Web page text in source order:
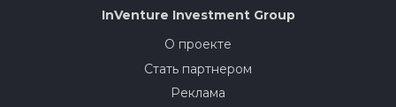
InVenture Investment Group
О проекте
Стать партнером
Реклама